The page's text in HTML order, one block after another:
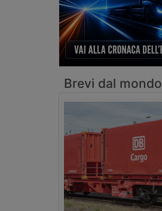
Brevi dal mondo